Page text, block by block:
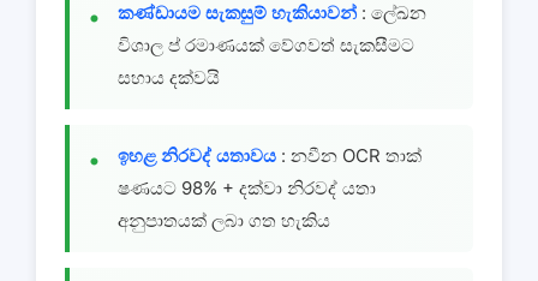
කණ්ඩායම සැකසුම් හැකියාවන් : ලේඛන
විශාල ප් රමාණයක් වේගවත් සැකසීමට
සහාය දක්වයි
ඉහළ නිරවද් යතාවය : නවීන OCR තාක්
ෂණයට 98% + දක්වා නිරවද් යතා
අනුපාතයක් ලබා ගත හැකිය